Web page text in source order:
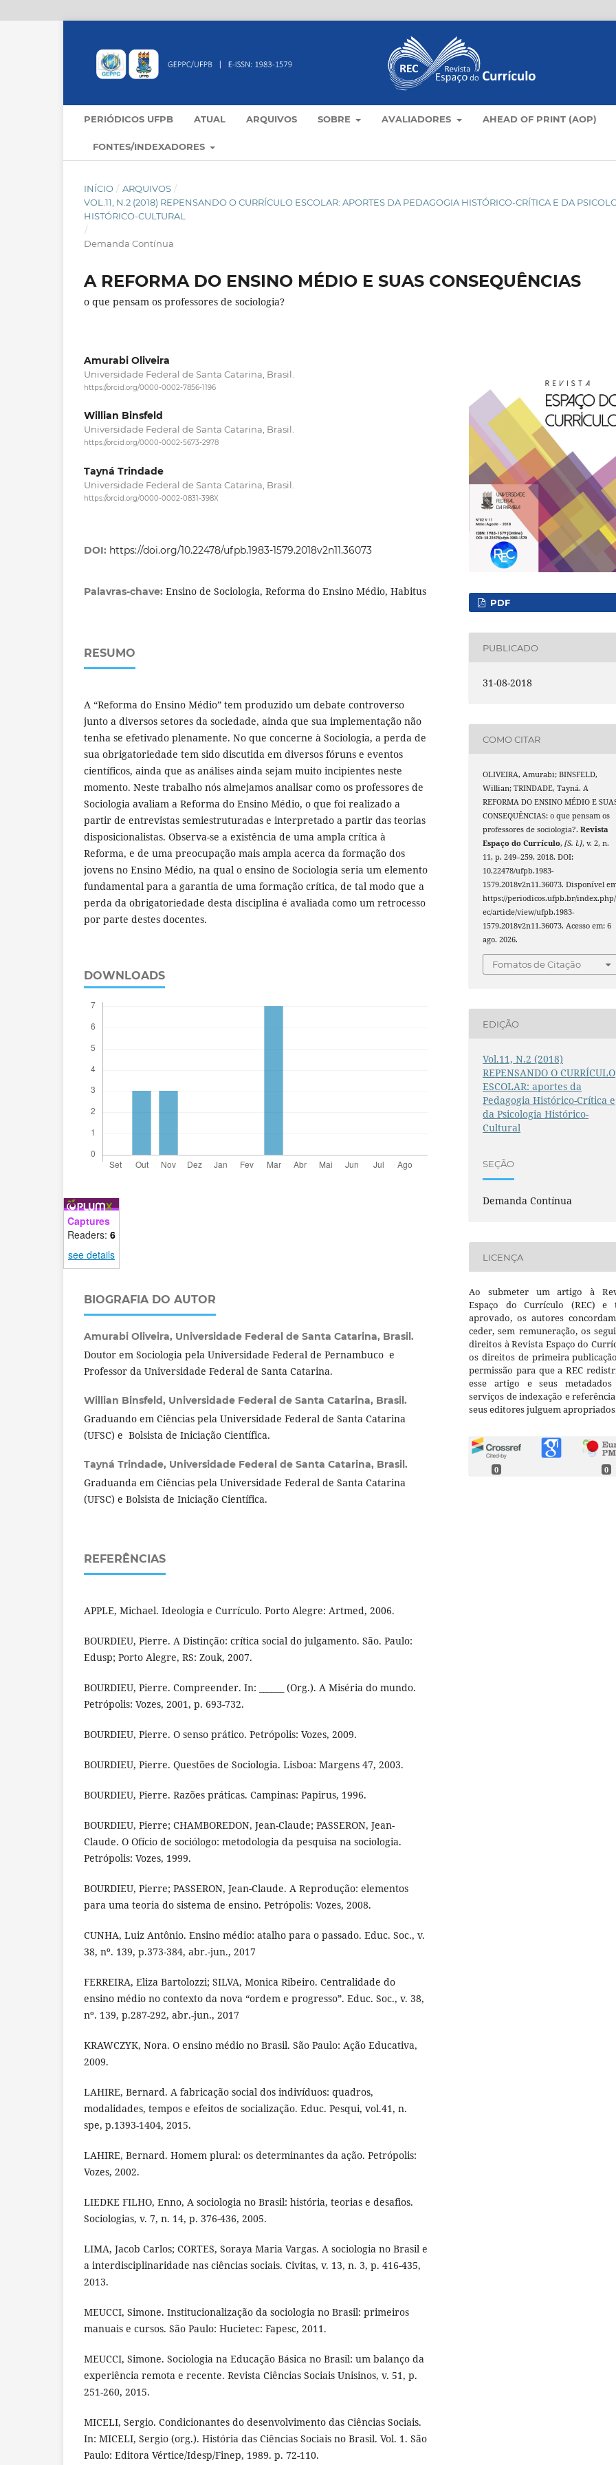
PERIÓDICOS UFPB ATUAL ARQUIVOS SOBRE AVALIADORES AHEAD OF PRINT (AOP)
FONTES/INDEXADORES
INÍCIO / ARQUIVOS /
VOL.11, N.2 (2018) REPENSANDO O CURRÍCULO ESCOLAR: APORTES DA PEDAGOGIA HISTÓRICO-CRÍTICA E DA
HISTÓRICO-CULTURAL
/
Demanda Contínua
A REFORMA DO ENSINO MÉDIO E SUAS CONSEQUÊNCIAS
o que pensam os professores de sociologia?
Amurabi Oliveira
Universidade Federal de Santa Catarina, Brasil.
https://orcid.org/0000-0002-7856-1196
Willian Binsfeld
Universidade Federal de Santa Catarina, Brasil.
https://orcid.org/0000-0002-5673-2978
Tayná Trindade
Universidade Federal de Santa Catarina, Brasil.
https://orcid.org/0000-0002-0831-398X
DOI: https://doi.org/10.22478/ufpb.1983-1579.2018v2n11.36073
Palavras-chave: Ensino de Sociologia, Reforma do Ensino Médio, Habitus
RESUMO
A “Reforma do Ensino Médio” tem produzido um debate controverso
junto a diversos setores da sociedade, ainda que sua implementação não
tenha se efetivado plenamente. No que concerne à Sociologia, a perda de
sua obrigatoriedade tem sido discutida em diversos fóruns e eventos
científicos, ainda que as análises ainda sejam muito incipientes neste
momento. Neste trabalho nós almejamos analisar como os professores de
Sociologia avaliam a Reforma do Ensino Médio, o que foi realizado a
partir de entrevistas semiestruturadas e interpretado a partir das teorias
disposicionalistas. Observa-se a existência de uma ampla crítica à
Reforma, e de uma preocupação mais ampla acerca da formação dos
jovens no Ensino Médio, na qual o ensino de Sociologia seria um elemento
fundamental para a garantia de uma formação crítica, de tal modo que a
perda da obrigatoriedade desta disciplina é avaliada como um retrocesso
por parte destes docentes.
DOWNLOADS
Captures
Readers: 6
see details
BIOGRAFIA DO AUTOR
Amurabi Oliveira, Universidade Federal de Santa Catarina, Brasil.
Doutor em Sociologia pela Universidade Federal de Pernambuco e
Professor da Universidade Federal de Santa Catarina.
Willian Binsfeld, Universidade Federal de Santa Catarina, Brasil.
Graduando em Ciências pela Universidade Federal de Santa Catarina
(UFSC) e Bolsista de Iniciação Científica.
Tayná Trindade, Universidade Federal de Santa Catarina, Brasil.
Graduanda em Ciências pela Universidade Federal de Santa Catarina
(UFSC) e Bolsista de Iniciação Científica.
REFERÊNCIAS
APPLE, Michael. Ideologia e Currículo. Porto Alegre: Artmed, 2006.
BOURDIEU, Pierre. A Distinção: crítica social do julgamento. São. Paulo:
Edusp; Porto Alegre, RS: Zouk, 2007.
BOURDIEU, Pierre. Compreender. In: ______ (Org.). A Miséria do mundo.
Petrópolis: Vozes, 2001, p. 693-732.
BOURDIEU, Pierre. O senso prático. Petrópolis: Vozes, 2009.
BOURDIEU, Pierre. Questões de Sociologia. Lisboa: Margens 47, 2003.
BOURDIEU, Pierre. Razões práticas. Campinas: Papirus, 1996.
BOURDIEU, Pierre; CHAMBOREDON, Jean-Claude; PASSERON, Jean-
Claude. O Ofício de sociólogo: metodologia da pesquisa na sociologia.
Petrópolis: Vozes, 1999.
BOURDIEU, Pierre; PASSERON, Jean-Claude. A Reprodução: elementos
para uma teoria do sistema de ensino. Petrópolis: Vozes, 2008.
CUNHA, Luiz Antônio. Ensino médio: atalho para o passado. Educ. Soc., v.
38, nº. 139, p.373-384, abr.-jun., 2017
FERREIRA, Eliza Bartolozzi; SILVA, Monica Ribeiro. Centralidade do
ensino médio no contexto da nova “ordem e progresso”. Educ. Soc., v. 38,
nº. 139, p.287-292, abr.-jun., 2017
KRAWCZYK, Nora. O ensino médio no Brasil. São Paulo: Ação Educativa,
2009.
LAHIRE, Bernard. A fabricação social dos indivíduos: quadros,
modalidades, tempos e efeitos de socialização. Educ. Pesqui, vol.41, n.
spe, p.1393-1404, 2015.
LAHIRE, Bernard. Homem plural: os determinantes da ação. Petrópolis:
Vozes, 2002.
LIEDKE FILHO, Enno, A sociologia no Brasil: história, teorias e desafios.
Sociologias, v. 7, n. 14, p. 376-436, 2005.
LIMA, Jacob Carlos; CORTES, Soraya Maria Vargas. A sociologia no Brasil e
a interdisciplinaridade nas ciências sociais. Civitas, v. 13, n. 3, p. 416-435,
2013.
MEUCCI, Simone. Institucionalização da sociologia no Brasil: primeiros
manuais e cursos. São Paulo: Hucietec: Fapesc, 2011.
MEUCCI, Simone. Sociologia na Educação Básica no Brasil: um balanço da
experiência remota e recente. Revista Ciências Sociais Unisinos, v. 51, p.
251-260, 2015.
MICELI, Sergio. Condicionantes do desenvolvimento das Ciências Sociais.
In: MICELI, Sergio (org.). História das Ciências Sociais no Brasil. Vol. 1. São
Paulo: Editora Vértice/Idesp/Finep, 1989. p. 72-110.
PDF
PUBLICADO
31-08-2018
COMO CITAR
OLIVEIRA, Amurabi; BINSFELD,
Willian; TRINDADE, Tayná. A
REFORMA DO ENSINO MÉDIO E
CONSEQUÊNCIAS: o que pensam os
professores de sociologia?.Revista
Espaço do Currículo,[S. l.], v. 2, n.
11, p. 249–259, 2018. DOI:
10.22478/ufpb.1983-
1579.2018v2n11.36073. Disponível
https://periodicos.ufpb.br/
ec/article/view/ufpb.1983-
1579.2018v2n11.36073. Acesso em: 6
ago. 2026.
Fomatos de Citação
EDIÇÃO
Vol.11, N.2 (2018)
REPENSANDO O CURRÍCULO
ESCOLAR: aportes da
Pedagogia Histórico-Crítica e
da Psicologia Histórico-
Cultural
SEÇÃO
Demanda Contínua
LICENÇA
Ao submeter um artigo à
Espaço do Currículo (REC) e
aprovado, os autores
ceder, sem remuneração, os
direitos à Revista Espaço do
os direitos de primeira
permissão para que a REC
esse artigo e seus metadados
serviços de indexação e
seus editores julguem
0 0